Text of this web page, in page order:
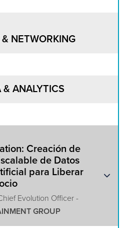
NETWORKING
& ANALYTICS
Creación de
de Datos
para Liberar
Evolution Officer -
GROUP